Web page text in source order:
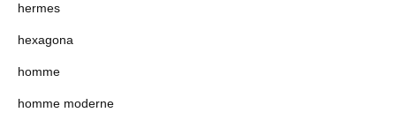
hermes
hexagona
homme
homme moderne